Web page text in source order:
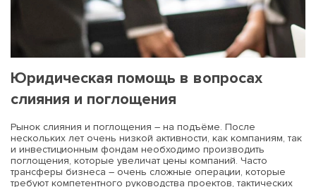
Юридическая помощь в вопросах
cлияния и поглощения
Рынок слияния и поглощения – на подъёме. После
нескольких лет очень низкой активности, как компаниям, так
и инвестиционным фондам необходимо производить
поглощения, которые увеличат цены компаний. Часто
трансферы бизнеса – очень сложные операции, которые
требуют компетентного руководства проектов, тактических